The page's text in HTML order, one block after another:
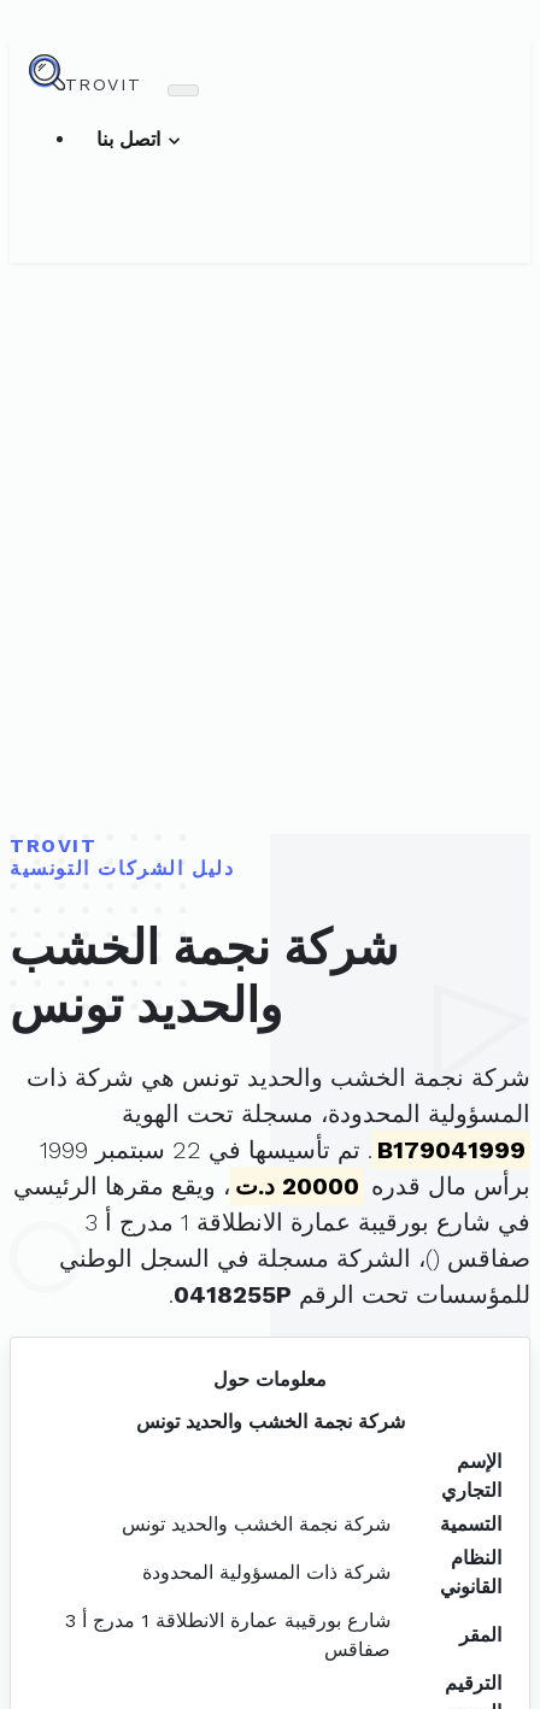
TROVIT
TROVIT
دليل الشركات التونسية
شركة نجمة الخشب
والحديد تونس
شركة نجمة الخشب والحديد تونس هي شركة ذات
المسؤولية المحدودة، مسجلة تحت الهوية
B179041999
. تم تأسيسها في 22 سبتمبر 1999
برأس مال قدره 20000 د.ت
، ويقع مقرها الرئيسي
في شارع بورقيبة عمارة الانطلاقة 1 مدرج أ 3
صفاقس ()، الشركة مسجلة في السجل الوطني
للمؤسسات تحت الرقم 0418255P
.
معلومات حول
شركة نجمة الخشب والحديد تونس
الإسم
التجاري
التسمية
شركة نجمة الخشب والحديد تونس
النظام
القانوني
شركة ذات المسؤولية المحدودة
المقر
شارع بورقيبة عمارة الانطلاقة 1 مدرج أ 3
صفاقس
الترقيم